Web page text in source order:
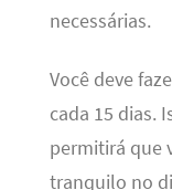
necessárias.
Você deve
cada 15 dias.
permitirá que
tranquilo no